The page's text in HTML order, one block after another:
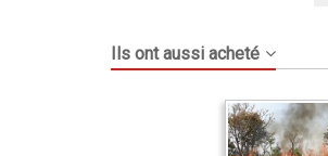
Ils ont aussi acheté